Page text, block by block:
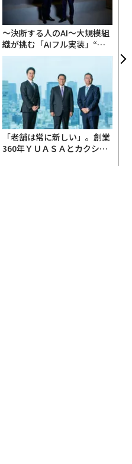
〜決断する人のAI〜大規模組
織が挑む「AIフル実装」“使
う”企業から“動く”企業へ【N
TTドコモビジネス×PwC】
「老舗は常に新しい」。創業
360年ＹＵＡＳＡとカクシン